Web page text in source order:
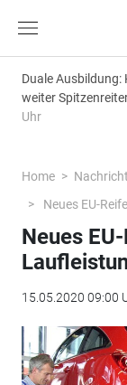
Duale
weiter
Uhr
Home
Neues EU-
Neues
15.05.2020 09:00